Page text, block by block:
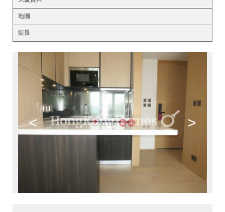
地圖
街景
< >